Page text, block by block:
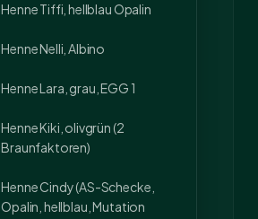
Henne Tiffi, hellblau Opalin
Henne Nelli, Albino
Henne Lara, grau, EGG 1
Henne Kiki, olivgrün (2
Braunfaktoren)
Henne Cindy (AS-Schecke,
Opalin, hellblau, Mutation